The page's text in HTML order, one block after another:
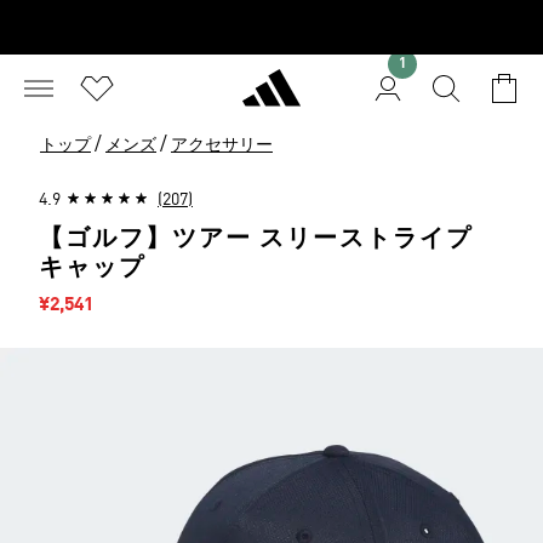
トップ / メンズ / アクセサリー
4.9 (207)
【ゴルフ】ツアー スリーストライプ
キャップ
セール価格
¥2,541